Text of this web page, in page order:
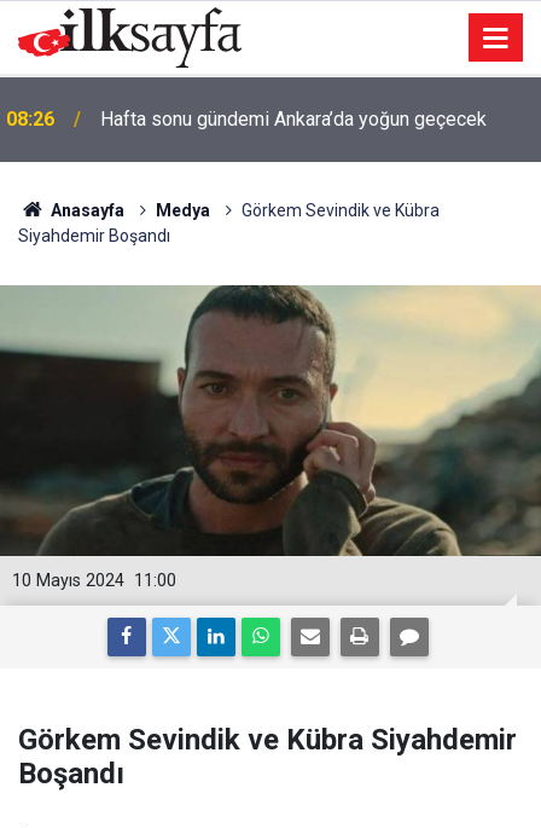
08:26 Hafta sonu gündemi Ankara’da yoğun geçecek
Anasayfa Medya
Görkem Sevindik ve Kübra
Siyahdemir Boşandı
11:00
10 Mayıs 2024
Görkem Sevindik ve Kübra Siyahdemir
Boşandı